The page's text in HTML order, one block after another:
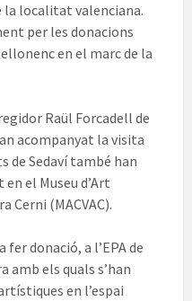
localitat valenciana.
per les donacions
en el marc de la
Raül Forcadell de
acompanyat la visita
de Sedaví també han
el Museu d’Art
Cerni (MACVAC).
fer donació, a l’EPA de
amb els quals s’han
en l’espai